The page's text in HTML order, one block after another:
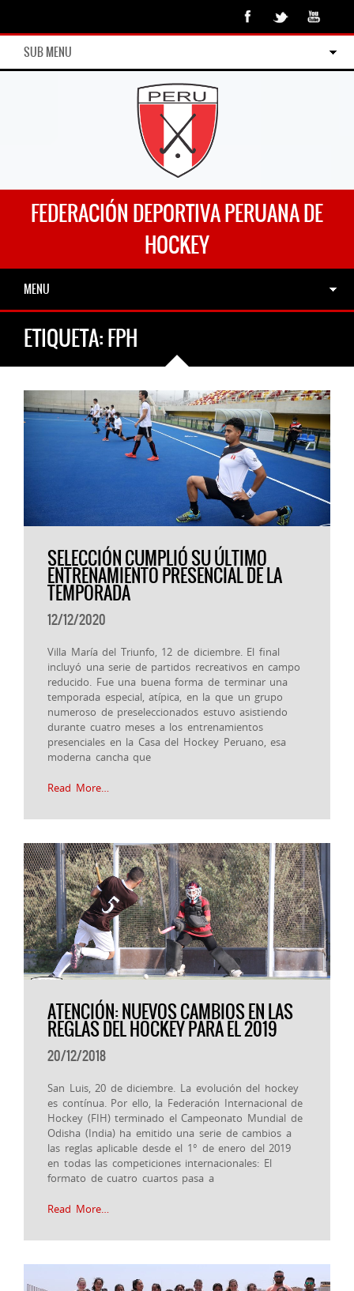
SUB MENU
FEDERACIÓN DEPORTIVA PERUANA DE
HOCKEY
MENU
ETIQUETA:FPH
SELECCIÓN CUMPLIÓ SU ÚLTIMO
ENTRENAMIENTO PRESENCIAL DE LA
TEMPORADA
12/12/2020
Villa María del Triunfo, 12 de diciembre. El final
incluyó una serie de partidos recreativos en campo
reducido. Fue una buena forma de terminar una
temporada especial, atípica, en la que un grupo
numeroso de preseleccionados estuvo asistiendo
durante cuatro meses a los entrenamientos
presenciales en la Casa del Hockey Peruano, esa
moderna cancha que
Read More…
ATENCIÓN: NUEVOS CAMBIOS EN LAS
REGLAS DEL HOCKEY PARA EL 2019
20/12/2018
San Luis, 20 de diciembre. La evolución del hockey
es contínua. Por ello, la Federación Internacional de
Hockey (FIH) terminado el Campeonato Mundial de
Odisha (India) ha emitido una serie de cambios a
las reglas aplicable desde el 1° de enero del 2019
en todas las competiciones internacionales: El
formato de cuatro cuartos pasa a
Read More…